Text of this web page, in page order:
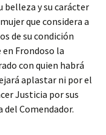
belleza y su carácter
que considera a
de su condición
en Frondoso la
con quien habrá
aplastar ni por el
Justicia por sus
Comendador.